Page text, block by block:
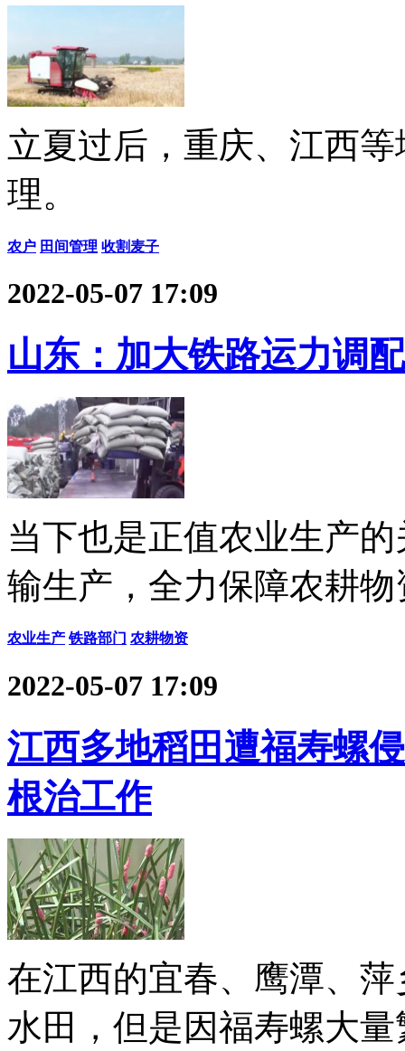
立夏过后，重庆、江西
理。
农户 田间管理 收割麦子
2022-05-07 17:09
山东：加大铁路运力调
当下也是正值农业生产
输生产，全力保障农耕
农业生产 铁路部门 农耕物资
2022-05-07 17:09
江西多地稻田遭福寿螺
根治工作
在江西的宜春、鹰潭、
水田，但是因福寿螺大